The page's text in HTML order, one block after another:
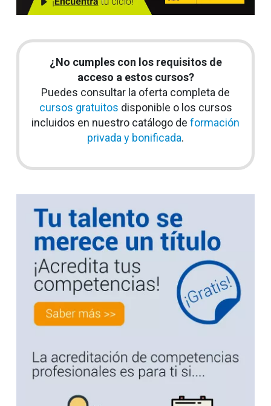
¿No cumples con los requisitos de
acceso a estos cursos?
Puedes consultar la oferta completa de
cursos gratuitos disponible o los cursos
incluidos en nuestro catálogo de formación
privada y bonificada.